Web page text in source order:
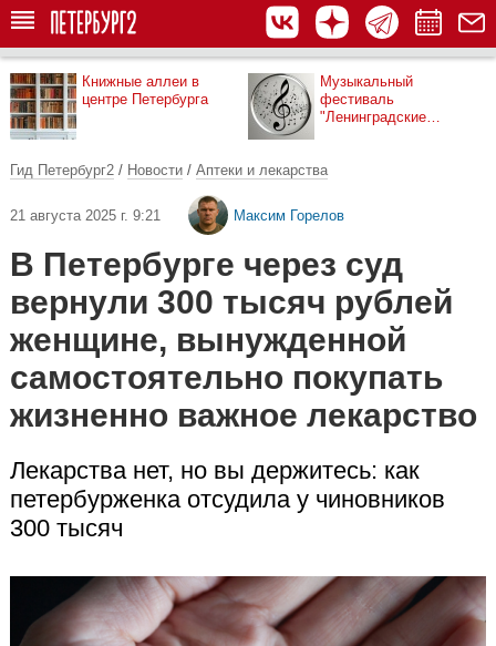
Книжные аллеи в
центре Петербурга
Музыкальный
фестиваль
"Ленинградские
Гид Петербург2 / Новости / Аптеки и лекарства
21 августа 2025 г. 9:21 Максим Горелов
В Петербурге через суд
вернули 300 тысяч рублей
женщине, вынужденной
самостоятельно покупать
жизненно важное лекарство
Лекарства нет, но вы держитесь: как
петербурженка отсудила у чиновников
300 тысяч